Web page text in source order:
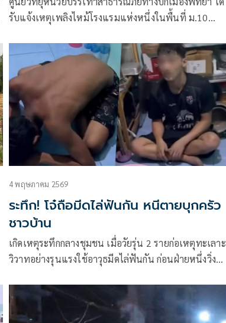
รับแจ้งเหตุเพลิงไหม้โรงแรมแห่งหนึ่งในพื้นที่ ม.10
4 พฤษภาคม 2569
ระทึก! โจ๋ถือมีดไล่ฟันกัน หนีตายบุกครัว
ชาวบ้าน
เกิดเหตุระทึกกลางชุมชน เมื่อวัยรุ่น 2 รายก่อเหตุทะเลาะ
วิวาทอย่างรุนแรงใช้อาวุธมีดไล่ฟันกัน ก่อนฝ่ายหนึ่งวิ่ง